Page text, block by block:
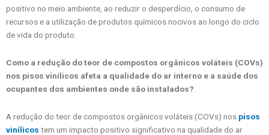
positivo no meio ambiente, ao reduzir o desperdício, o consumo de
recursos e a utilização de produtos químicos nocivos ao longo do ciclo
de vida do produto.
Como a redução do teor de compostos orgânicos voláteis (COVs)
nos pisos vinílicos afeta a qualidade do ar interno e a saúde dos
ocupantes dos ambientes onde são instalados?
A redução do teor de compostos orgânicos voláteis (COVs) nos pisos
vinílicos tem um impacto positivo significativo na qualidade do ar